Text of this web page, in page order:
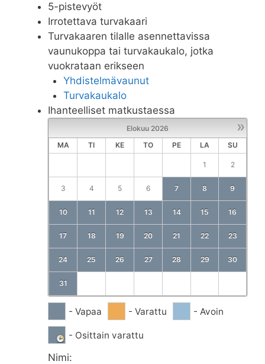
5-pistevyöt
Irrotettava turvakaari
Turvakaaren tilalle asennettavissa
vaunukoppa tai turvakaukalo, jotka
vuokrataan erikseen
Yhdistelmävaunut
Turvakaukalo
Ihanteelliset matkustaessa
»
Elokuu 2026
MA
TI KE TO PE LA SU
1 2
3 4 5 6 7 8 9
10 11 12 13 14 15 16
17 18 19 20 21 22 23
24 25 26 27 28 29 30
31
- Vapaa - Varattu - Avoin
- Osittain varattu
Nimi: